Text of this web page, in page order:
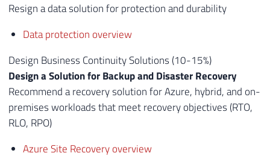
Resign a data solution for protection and durability
Data protection overview
Design Business Continuity Solutions (10-15%)
Design a Solution for Backup and Disaster Recovery
Recommend a recovery solution for Azure, hybrid, and on-
premises workloads that meet recovery objectives (RTO,
RLO, RPO)
Azure Site Recovery overview